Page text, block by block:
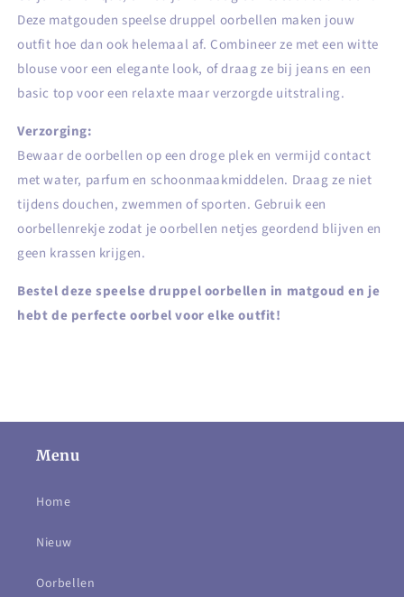
Deze matgouden speelse druppel oorbellen maken jouw
outfit hoe dan ook helemaal af. Combineer ze met een witte
blouse voor een elegante look, of draag ze bij jeans en een
basic top voor een relaxte maar verzorgde uitstraling.
Verzorging:
Bewaar de oorbellen op een droge plek en vermijd contact
met water, parfum en schoonmaakmiddelen. Draag ze niet
tijdens douchen, zwemmen of sporten. Gebruik een
oorbellenrekje zodat je oorbellen netjes geordend blijven en
geen krassen krijgen.
Bestel deze speelse druppel oorbellen in matgoud en je
hebt de perfecte oorbel voor elke outfit!
Menu
Home
Nieuw
Oorbellen